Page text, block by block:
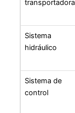
transportadora
Sistema
hidráulico
Sistema de
control